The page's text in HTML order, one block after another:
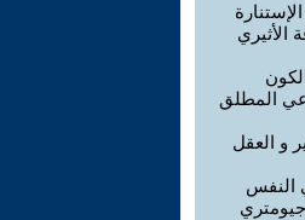
الأثيري
المطلق
و العقل
النفس